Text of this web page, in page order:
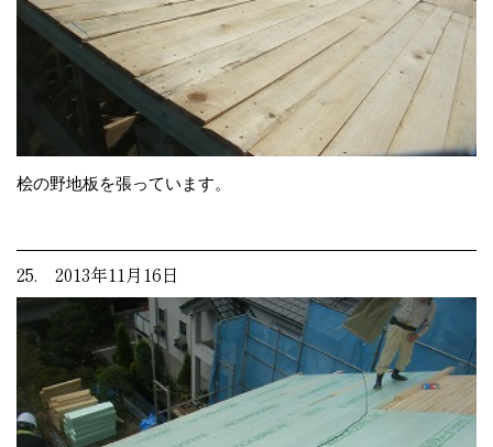
桧の野地板を張っています。
25. 2013年11月16日